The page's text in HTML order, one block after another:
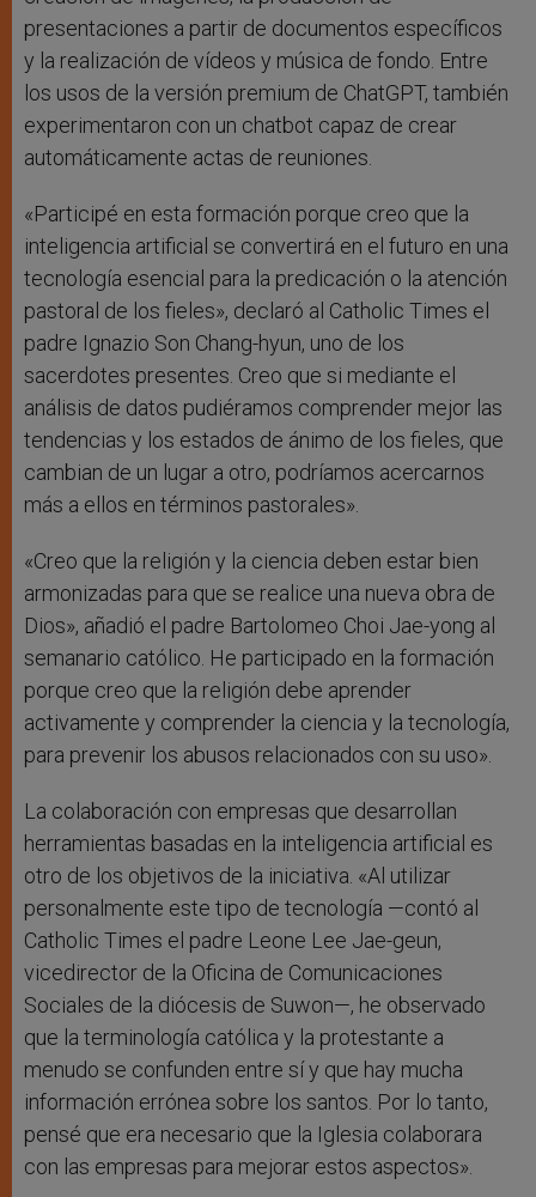
presentaciones a partir de documentos específicos
y la realización de vídeos y música de fondo. Entre
los usos de la versión premium de ChatGPT, también
experimentaron con un chatbot capaz de crear
automáticamente actas de reuniones.
«Participé en esta formación porque creo que la
inteligencia artificial se convertirá en el futuro en una
tecnología esencial para la predicación o la atención
pastoral de los fieles», declaró al Catholic Times el
padre Ignazio Son Chang-hyun, uno de los
sacerdotes presentes. Creo que si mediante el
análisis de datos pudiéramos comprender mejor las
tendencias y los estados de ánimo de los fieles, que
cambian de un lugar a otro, podríamos acercarnos
más a ellos en términos pastorales».
«Creo que la religión y la ciencia deben estar bien
armonizadas para que se realice una nueva obra de
Dios», añadió el padre Bartolomeo Choi Jae-yong al
semanario católico. He participado en la formación
porque creo que la religión debe aprender
activamente y comprender la ciencia y la tecnología,
para prevenir los abusos relacionados con su uso».
La colaboración con empresas que desarrollan
herramientas basadas en la inteligencia artificial es
otro de los objetivos de la iniciativa. «Al utilizar
personalmente este tipo de tecnología —contó al
Catholic Times el padre Leone Lee Jae-geun,
vicedirector de la Oficina de Comunicaciones
Sociales de la diócesis de Suwon—, he observado
que la terminología católica y la protestante a
menudo se confunden entre sí y que hay mucha
información errónea sobre los santos. Por lo tanto,
pensé que era necesario que la Iglesia colaborara
con las empresas para mejorar estos aspectos».